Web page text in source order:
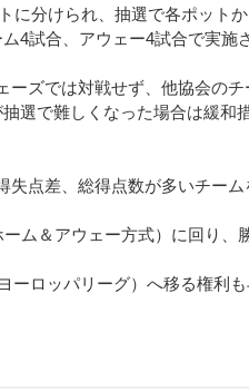
に分けられ、抽選で各ポット
4試合、アウェー4試合で実施
ーズでは対戦せず、他協会のチ
選で難しくなった場合は緩和
失点差、総得点数が多いチーム
ム＆アウェー方式）に回り、
ーロッパリーグ）へ移る権利